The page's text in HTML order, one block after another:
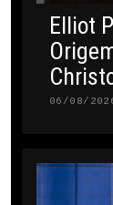
Elliot
06/08/